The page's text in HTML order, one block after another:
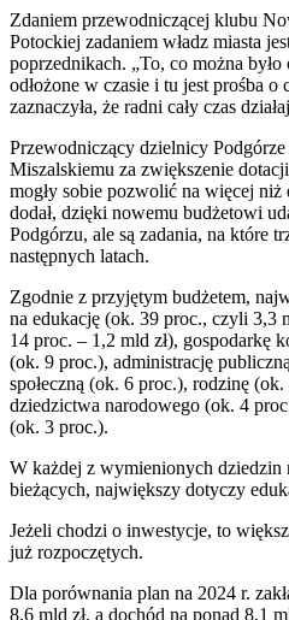
Zdaniem przewodniczącej klubu
Potockiej zadaniem władz miasta
poprzednikach. „To, co można było
odłożone w czasie i tu jest prośba o
zaznaczyła, że radni cały czas
Przewodniczący dzielnicy Podgórze
Miszalskiemu za zwiększenie
mogły sobie pozwolić na więcej niż
dodał, dzięki nowemu budżetowi
Podgórzu, ale są zadania, na które
następnych latach.
Zgodnie z przyjętym budżetem,
na edukację (ok. 39 proc., czyli 3,3
14 proc. – 1,2 mld zł), gospodarkę
(ok. 9 proc.), administrację
społeczną (ok. 6 proc.), rodzinę
dziedzictwa narodowego (ok. 4
(ok. 3 proc.).
W każdej z wymienionych dziedzin
bieżących, największy dotyczy
Jeżeli chodzi o inwestycje, to
już rozpoczętych.
Dla porównania plan na 2024 r.
8,6 mld zł, a dochód na ponad 8,1